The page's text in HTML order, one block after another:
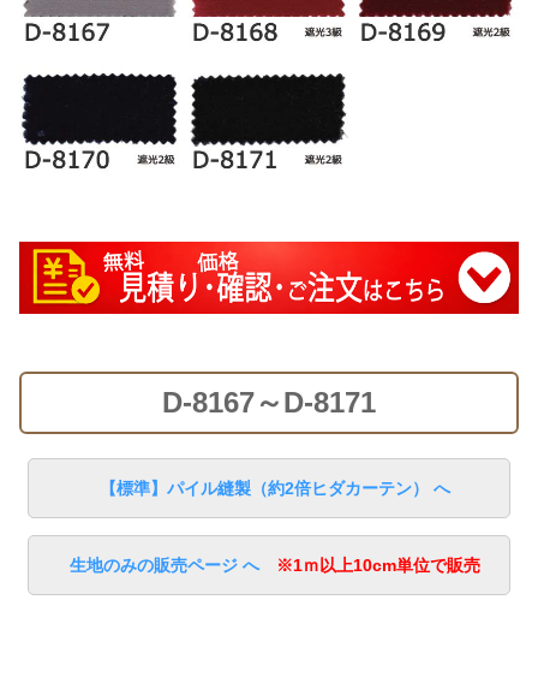
D-8167～D-8171
【標準】パイル縫製（約2倍ヒダカーテン） へ
生地のみの販売ページ へ ※1ｍ以上10cm単位で販売